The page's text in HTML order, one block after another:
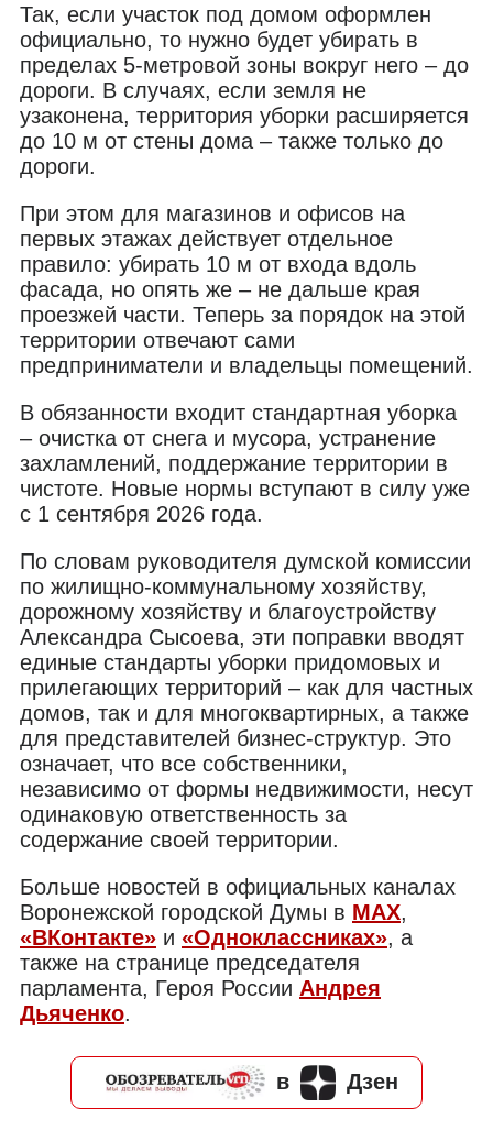
Так, если участок под домом оформлен
официально, то нужно будет убирать в
пределах 5-метровой зоны вокруг него – до
дороги. В случаях, если земля не
узаконена, территория уборки расширяется
до 10 м от стены дома – также только до
дороги.
При этом для магазинов и офисов на
первых этажах действует отдельное
правило: убирать 10 м от входа вдоль
фасада, но опять же – не дальше края
проезжей части. Теперь за порядок на этой
территории отвечают сами
предприниматели и владельцы помещений.
В обязанности входит стандартная уборка
– очистка от снега и мусора, устранение
захламлений, поддержание территории в
чистоте. Новые нормы вступают в силу уже
с 1 сентября 2026 года.
По словам руководителя думской комиссии
по жилищно-коммунальному хозяйству,
дорожному хозяйству и благоустройству
Александра Сысоева, эти поправки вводят
единые стандарты уборки придомовых и
прилегающих территорий – как для частных
домов, так и для многоквартирных, а также
для представителей бизнес-структур. Это
означает, что все собственники,
независимо от формы недвижимости, несут
одинаковую ответственность за
содержание своей территории.
Больше новостей в официальных каналах
Воронежской городской Думы в MAX,
«ВКонтакте» и «Одноклассниках», а
также на странице председателя
парламента, Героя России Андрея
Дьяченко.
в Дзен